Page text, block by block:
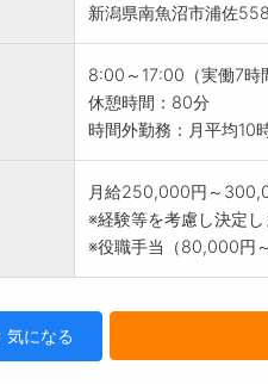
・配転者研修
・仕事への意欲向上に
【資格取得支援制度あ
・資格取得費用は全額
・資格取得時に取得一
・困っているときに助
いるときに優しく声を
元気を出してくれる先
す！
・仕事中はキビキビし
・福祉貢献、利用者に
・高齢化社会が進む現
・素直で真摯に仕事に
※社員は皆、人々の食
る仕事だと誇りを持っ
トータルフードカンパ
に事業を展開していま
■福祉施設
損なわれないように調
彩り良く季節感のある
新潟県南魚沼市浦佐
8:00～17:00（実働7時
休憩時間：80分
時間外勤務：月平均10
月給250,000円～
※経験等を考慮し決定し
※役職手当（80,000円
気になる